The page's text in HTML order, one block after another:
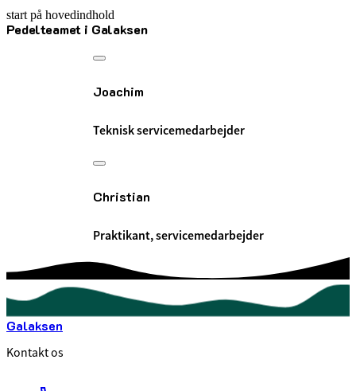
start på hovedindhold
Pedelteamet i Galaksen
senest opdateret 15. oktober 2025
Joachim
Teknisk servicemedarbejder
Christian
Praktikant, servicemedarbejder
Galaksen
Kontakt os